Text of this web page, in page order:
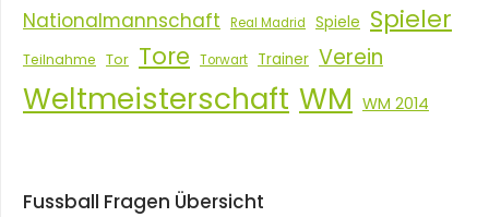
Nationalmannschaft Real Madrid Spiele Spieler
Teilnahme Tor Tore Torwart Trainer Verein
Weltmeisterschaft WM WM 2014
Fussball Fragen Übersicht